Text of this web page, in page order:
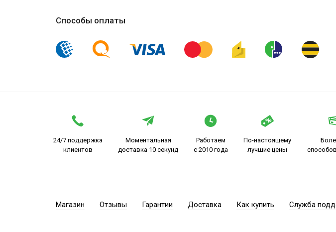
Способы оплаты
24/7 поддержка
клиентов
Моментальная
доставка 10 секунд
Работаем
с 2010 года
По-настоящему
лучшие цены
Магазин Отзывы Гарантии Доставка Как купить Служба